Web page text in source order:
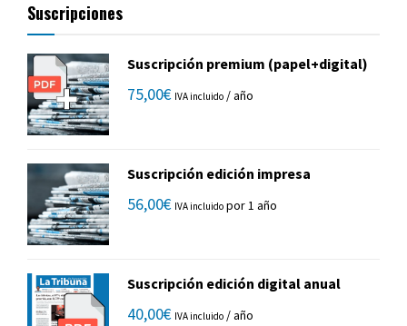
Suscripciones
Suscripción premium (papel+digital)
75,00€ IVA incluido / año
Suscripción edición impresa
56,00€ IVA incluido por 1 año
Suscripción edición digital anual
40,00€ IVA incluido / año